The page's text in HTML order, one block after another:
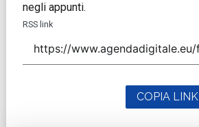
negli appunti.
RSS link
COPIA LINK